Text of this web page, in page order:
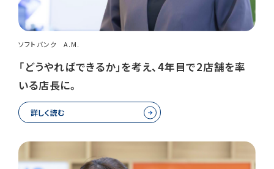
ソフトバンク A.M.
「どうやればできるか」を考え、4年目で2店舗を率
いる店長に。
詳しく読む